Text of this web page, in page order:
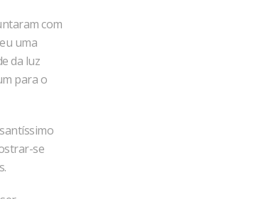
com
uma
da luz
para o
se